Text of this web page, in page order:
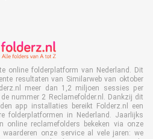
online folderplatform van Nederland. Dit
resultaten van Similarweb van oktober
meer dan 1,2 miljoen sessies per
nummer 2 Reclamefolder.nl. Dankzij dit
app installaties bereikt Folderz.nl een
folderplatformen in Nederland. Jaarlijks
online reclamefolders bekeken via onze
onze service al vele jaren: we